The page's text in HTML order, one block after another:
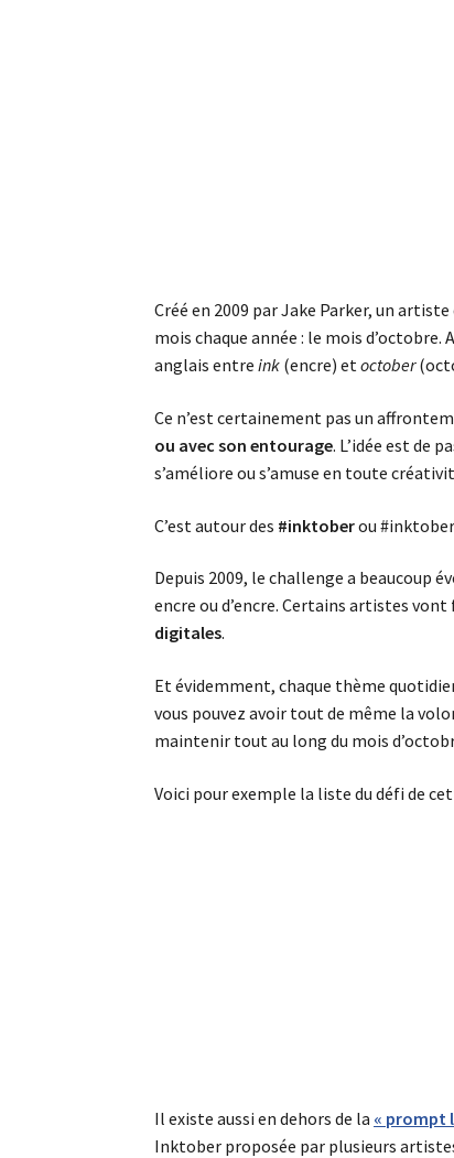
Créé en 2009 par Jake Parker, un
mois chaque année : le mois d’octobre.
anglais entreink (encre) etoctober
Ce n’est certainement pas un
ou avec son entourage. L’idée est de
s’améliore ou s’amuse en toute
C’est autour des #inktoberou
Depuis 2009, le challenge a beaucoup
encre ou d’encre. Certains artistes vont
digitales.
Et évidemment, chaque thème
vous pouvez avoir tout de même la
maintenir tout au long du mois
Voici pour exemple la liste du défi de
Il existe aussi en dehors de la « prompt
Inktober proposée par plusieurs